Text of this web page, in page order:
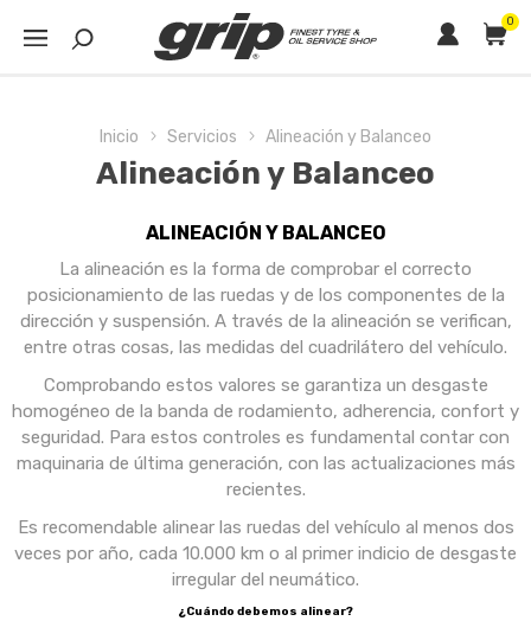
0
Inicio Servicios Alineación y Balanceo
Alineación y Balanceo
ALINEACIÓN Y BALANCEO
La alineación es la forma de comprobar el correcto
posicionamiento de las ruedas y de los componentes de la
dirección y suspensión. A través de la alineación se verifican,
entre otras cosas, las medidas del cuadrilátero del vehículo.
Comprobando estos valores se garantiza un desgaste
homogéneo de la banda de rodamiento, adherencia, confort y
seguridad. Para estos controles es fundamental contar con
maquinaria de última generación, con las actualizaciones más
recientes.
Es recomendable alinear las ruedas del vehículo al menos dos
veces por año, cada 10.000 km o al primer indicio de desgaste
irregular del neumático.
¿Cuándo debemos alinear?